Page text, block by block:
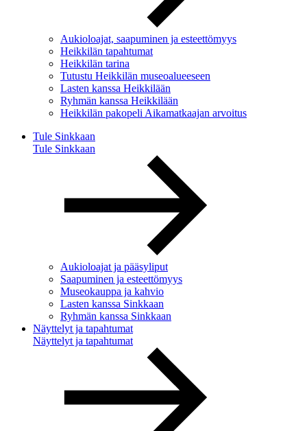
Aukioloajat, saapuminen ja esteettömyys
Heikkilän tapahtumat
Heikkilän tarina
Tutustu Heikkilän museoalueeseen
Lasten kanssa Heikkilään
Ryhmän kanssa Heikkilään
Heikkilän pakopeli Aikamatkaajan arvoitus
Tule Sinkkaan
Tule Sinkkaan
Aukioloajat ja pääsyliput
Saapuminen ja esteettömyys
Museokauppa ja kahvio
Lasten kanssa Sinkkaan
Ryhmän kanssa Sinkkaan
Näyttelyt ja tapahtumat
Näyttelyt ja tapahtumat